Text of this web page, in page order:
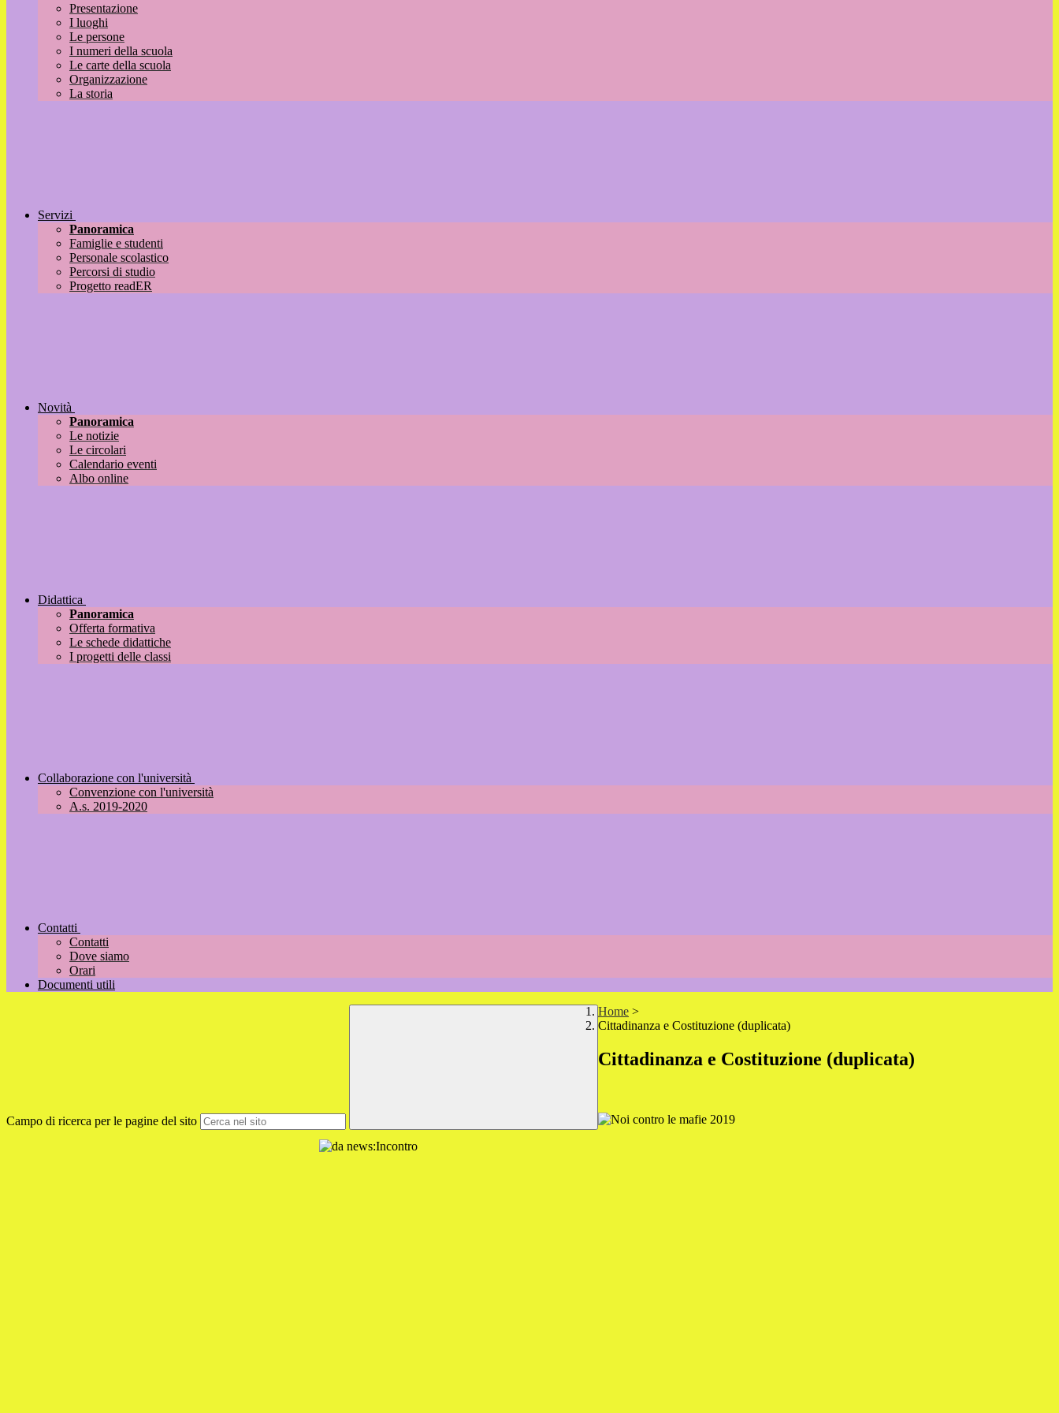
Presentazione
I luoghi
Le persone
I numeri della scuola
Le carte della scuola
Organizzazione
La storia
Servizi
Panoramica
Famiglie e studenti
Personale scolastico
Percorsi di studio
Progetto readER
Novità
Panoramica
Le notizie
Le circolari
Calendario eventi
Albo online
Didattica
Panoramica
Offerta formativa
Le schede didattiche
I progetti delle classi
Collaborazione con l'università
Convenzione con l'università
A.s. 2019-2020
Contatti
Contatti
Dove siamo
Orari
Documenti utili
Campo di ricerca per le pagine del sito
Home >
Cittadinanza e Costituzione (duplicata)
Cittadinanza e Costituzione (duplicata)